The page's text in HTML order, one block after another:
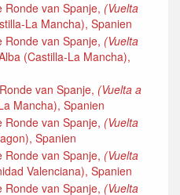
van Spanje, (Vuelta
La Mancha), Spanien
van Spanje, (Vuelta
(Castilla-La Mancha),
van Spanje, (Vuelta a
Mancha), Spanien
van Spanje, (Vuelta
Spanien
van Spanje, (Vuelta
Valenciana), Spanien
van Spanje, (Vuelta